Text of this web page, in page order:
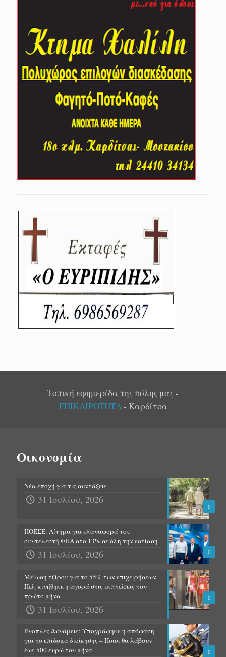
Τοπική εφημερίδα της πόλης μας -
ΕΠΙΚΑΙΡΟΤΗΤΑ- Καρδίτσα
Οικονομία
0
Νέα εποχή για τις συντάξεις
31 Ιουλίου, 2026
0
ΠΟΕΣΕ: Αίτημα για επαναφορά του
συντελεστή ΦΠΑ στο 13% σε όλη την εστίαση
31 Ιουλίου, 2026
0
Μείωση τζίρου για το 55% των επιχειρήσεων-
Πώς κινήθηκε η αγορά στις εκπτώσεις τον
πρώτο μήνα
31 Ιουλίου, 2026
0
Ένοπλες Δυνάμεις: Υπογράφηκε η απόφαση
για το επίδομα διοίκησης – Ποιοι θα λάβουν
έως 500 ευρώ τον μήνα